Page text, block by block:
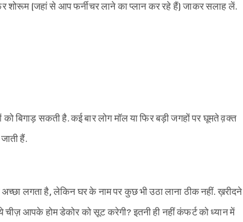
शोरूम (जहां से आप फर्नीचर लाने का प्लान कर रहे हैं) जाकर सलाह लें.
बिगाड़ सकती है. कई बार लोग मॉल या फिर बड़ी जगहों पर घूमते व़क्त
हैं.
लगता है, लेकिन घर के नाम पर कुछ भी उठा लाना ठीक नहीं. ख़रीदने
आपके होम डेकोर को सूट करेगी? इतनी ही नहीं कंफर्ट को ध्यान में